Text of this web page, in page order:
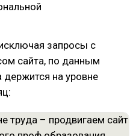
запросы с
сайта, по данным
на уровне